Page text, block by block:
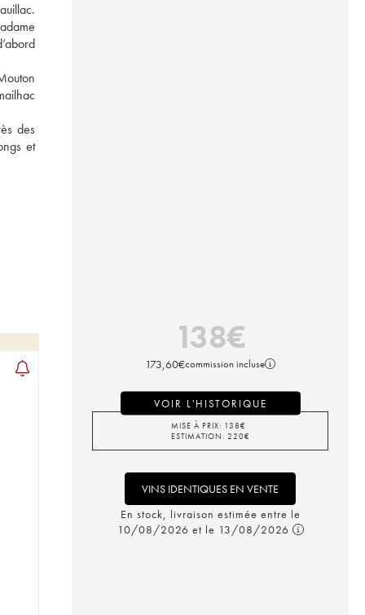
des
et
138€
173,60€commission incluse
VOIR L'HISTORIQUE
MISE À PRIX: 138€
ESTIMATION: 220€
VINS IDENTIQUES EN VENTE
En stock, livraison estimée entre le
10/08/2026 et le 13/08/2026